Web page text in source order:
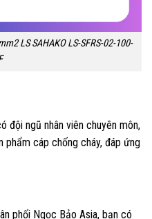
LS SAHAKO LS-SFRS-02-100-
đội ngũ nhân viên chuyên môn,
phẩm cáp chống cháy, đáp ứng
phối Ngọc Bảo Asia, bạn có